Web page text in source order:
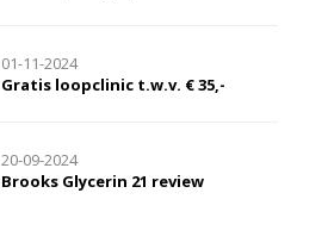
01-11-2024
Gratis loopclinic t.w.v. € 35,-
20-09-2024
Brooks Glycerin 21 review